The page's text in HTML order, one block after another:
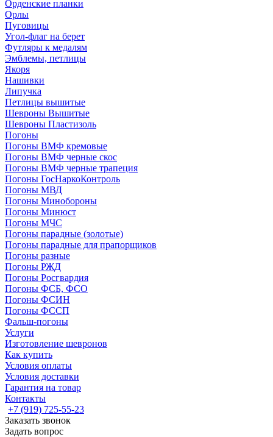
Орденские планки
Орлы
Пуговицы
Угол-флаг на берет
Футляры к медалям
Эмблемы, петлицы
Якоря
Нашивки
Липучка
Петлицы вышитые
Шевроны Вышитые
Шевроны Пластизоль
Погоны
Погоны ВМФ кремовые
Погоны ВМФ черные скос
Погоны ВМФ черные трапеция
Погоны ГосНаркоКонтроль
Погоны МВД
Погоны Минобороны
Погоны Минюст
Погоны МЧС
Погоны парадные (золотые)
Погоны парадные для прапорщиков
Погоны разные
Погоны РЖД
Погоны Росгвардия
Погоны ФСБ, ФСО
Погоны ФСИН
Погоны ФССП
Фальш-погоны
Услуги
Изготовление шевронов
Как купить
Условия оплаты
Условия доставки
Гарантия на товар
Контакты
+7 (919) 725-55-23
Заказать звонок
Задать вопрос